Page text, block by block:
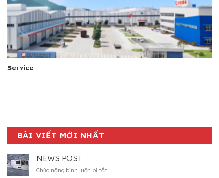
Service
BÀI VIẾT MỚI NHẤT
NEWS POST
Chức năng bình luận bị tắtở